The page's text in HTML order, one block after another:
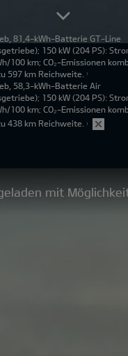
81,4-kWh-Batterie GT-Line
150 kW (204 PS):
100 km; CO₂-Emissionen
597 km Reichweite.
58,3-kWh-Batterie Air
150 kW (204 PS):
100 km; CO₂-Emissionen
438 km Reichweite.
1
mit